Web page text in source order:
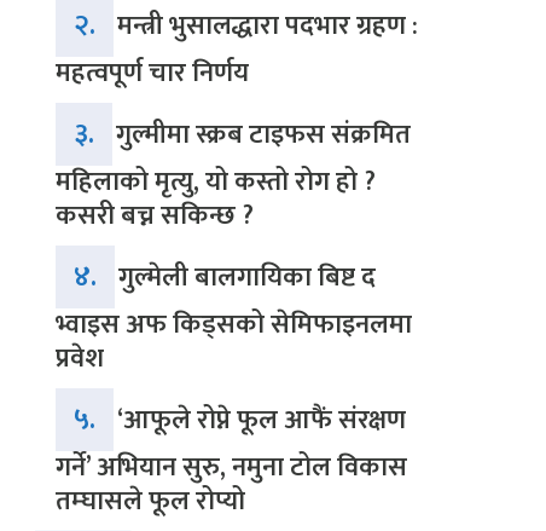
२. मन्त्री भुसालद्धारा पदभार ग्रहण :
महत्वपूर्ण चार निर्णय
३. गुल्मीमा स्क्रब टाइफस संक्रमित
महिलाको मृत्यु, यो कस्तो रोग हो ?
कसरी बच्न सकिन्छ ?
४. गुल्मेली बालगायिका बिष्ट द
भ्वाइस अफ किड्सको सेमिफाइनलमा
प्रवेश
५. ‘आफूले रोप्ने फूल आफैं संरक्षण
गर्ने’ अभियान सुरु, नमुना टोल विकास
तम्घासले फूल रोप्यो